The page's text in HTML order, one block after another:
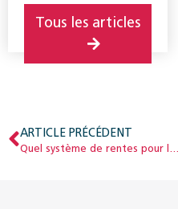
Tous les articles
ARTICLE PRÉCÉDENT